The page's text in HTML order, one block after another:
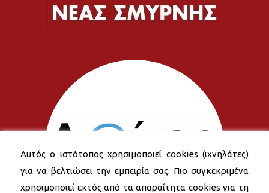
Αυτός ο ιστότοπος χρησιμοποιεί cookies (ιχνηλάτες)
για να βελτιώσει την εμπειρία σας. Πιο συγκεκριμένα
χρησιμοποιεί εκτός από τα απαραίτητα cookies για τη